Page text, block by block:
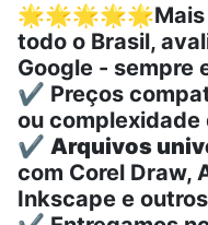
🌟🌟🌟🌟🌟
todo o Brasil,
Google - sempre
✔️ Preços
ou
✔️ Arquivos
com Corel Draw,
Inkscape e